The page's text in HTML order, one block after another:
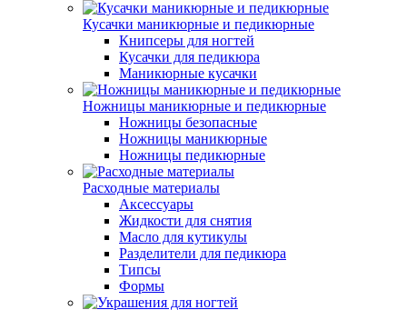
Кусачки маникюрные и педикюрные
Книпсеры для ногтей
Кусачки для педикюра
Маникюрные кусачки
Ножницы маникюрные и педикюрные
Ножницы безопасные
Ножницы маникюрные
Ножницы педикюрные
Расходные материалы
Аксессуары
Жидкости для снятия
Масло для кутикулы
Разделители для педикюра
Типсы
Формы